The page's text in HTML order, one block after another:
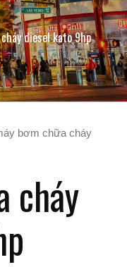
diesel kato 9hp
bơm chữa cháy
cháy